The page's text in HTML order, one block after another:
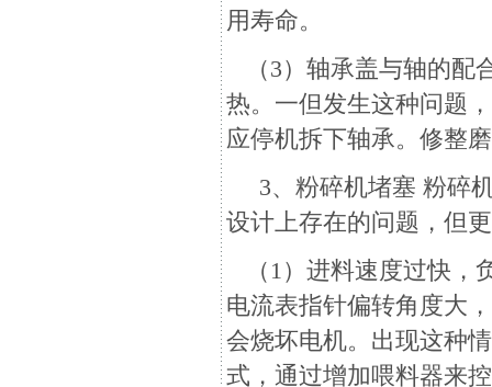
用寿命。
（3）轴承盖与轴的配
热。一但发生这种问题
应停机拆下轴承。修整
3、粉碎机堵塞 粉碎
设计上存在的问题，但
（1）进料速度过快，
电流表指针偏转角度大
会烧坏电机。出现这种
式，通过增加喂料器来